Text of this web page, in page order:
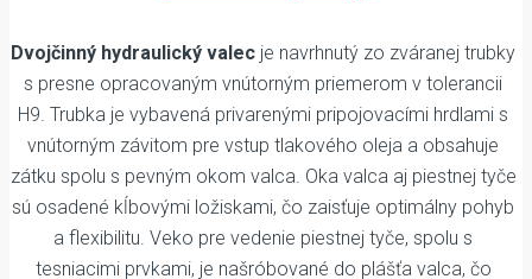
Dvojčinný hydraulický valec je navrhnutý zo zváranej trubky
s presne opracovaným vnútorným priemerom v tolerancii
H9. Trubka je vybavená privarenými pripojovacími hrdlami s
vnútorným závitom pre vstup tlakového oleja a obsahuje
zátku spolu s pevným okom valca. Oka valca aj piestnej tyče
sú osadené kĺbovými ložiskami, čo zaisťuje optimálny pohyb
a flexibilitu. Veko pre vedenie piestnej tyče, spolu s
tesniacimi prvkami, je našróbované do plášťa valca, čo